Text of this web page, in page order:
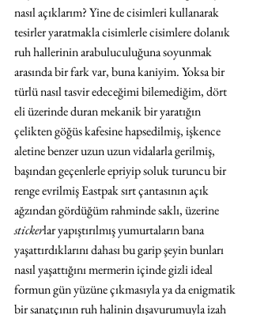
nasıl açıklarım? Yine de cisimleri kullanarak
tesirler yaratmakla cisimlerle cisimlere dolanık
ruh hallerinin arabuluculuğuna soyunmak
arasında bir fark var, buna kaniyim. Yoksa bir
türlü nasıl tasvir edeceğimi bilemediğim, dört
eli üzerinde duran mekanik bir yaratığın
çelikten göğüs kafesine hapsedilmiş, işkence
aletine benzer uzun uzun vidalarla gerilmiş,
başından geçenlerle epriyip soluk turuncu bir
renge evrilmiş Eastpak sırt çantasının açık
ağzından gördüğüm rahminde saklı, üzerine
stickerlar yapıştırılmış yumurtaların bana
yaşattırdıklarını dahası bu garip şeyin bunları
nasıl yaşattığını mermerin içinde gizli ideal
formun gün yüzüne çıkmasıyla ya da enigmatik
bir sanatçının ruh halinin dışavurumuyla izah